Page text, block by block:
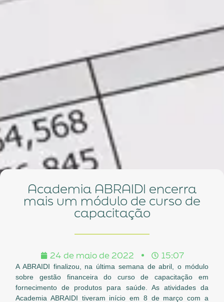
Academia ABRAIDI encerra
mais um módulo de curso de
capacitação
24 de maio de 2022 15:07
A ABRAIDI finalizou, na última semana de abril, o módulo
sobre gestão financeira do curso de capacitação em
fornecimento de produtos para saúde. As atividades da
Academia ABRAIDI tiveram início em 8 de março com a